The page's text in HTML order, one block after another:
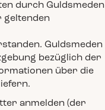
durch Guldsmeden
geltenden
Guldsmeden
bezüglich der
über die
anmelden (der